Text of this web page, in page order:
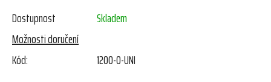
Dostupnost
Skladem
Možnosti doručení
Kód:
1200-0-UNI